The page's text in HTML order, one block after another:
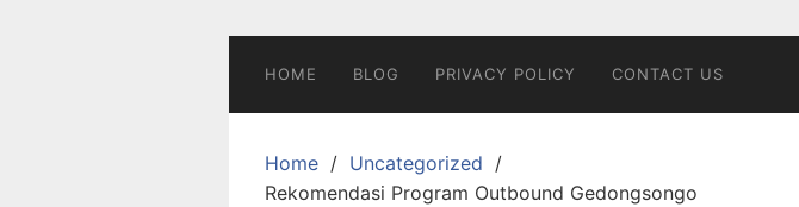
HOME BLOG PRIVACY POLICY CONTACT US
Home
Uncategorized
Rekomendasi Program Outbound Gedongsongo